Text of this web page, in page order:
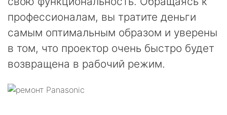
профессионалам, вы тратите деньги
самым оптимальным образом и уверены
в том, что проектор очень быстро будет
возвращена в рабочий режим.